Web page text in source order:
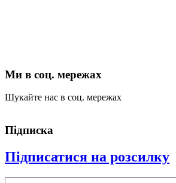
Ми в соц. мережах
Шукайте нас в соц. мережах
Підписка
Підписатися на розсилку